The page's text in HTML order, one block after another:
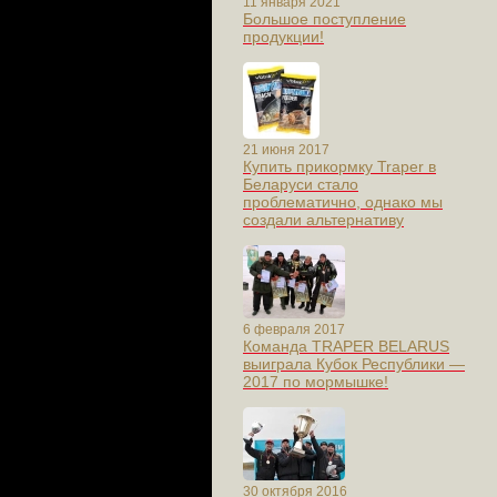
Большое поступление
продукции!
21 июня 2017
Купить прикормку Traper в
Беларуси стало
проблематично, однако мы
создали альтернативу
6 февраля 2017
Команда TRAPER BELARUS
выиграла Кубок Республики —
2017 по мормышке!
30 октября 2016